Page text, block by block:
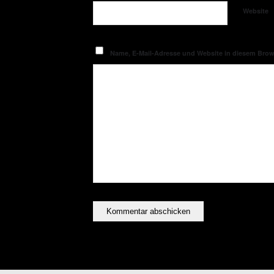
Website
Name, E-Mail-Adresse und Website in diesem